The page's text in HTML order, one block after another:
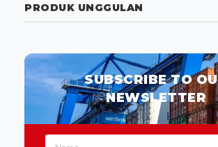
PRODUK UNGGULAN
SUBSCRIBE TO
NEWSLETTER